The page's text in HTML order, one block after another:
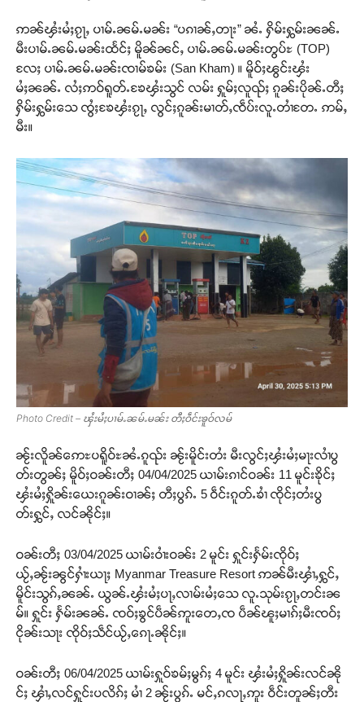
ဢၼ်ၾႆးမႆႈၵႂႃႇ ပၢမ်ႉၼမ်ႉမၼ်း “ပၵၢၼ်ႇတႃး” ၼႆႉ ႁိမ်းႁွမ်းၼၼ်ႉ
မီးပၢမ်ႉၼမ်ႉမၼ်းထႅင်ႈ မိူၼ်ၼင်ႇ ပၢမ်ႉၼမ်ႉမၼ်းတွပ်ႊ (TOP)
လႄႈ ပၢမ်ႉၼမ်ႉမၼ်းၸၢမ်ၶမ်း (San Kham) ။ မိူဝ်ႈၽွင်းၾႆး
မႆႈၼၼ်ႉ လႆႈဢဝ်ရူတ်ႉၶႄၾႆးသွင် လမ်း ႁူမ်ႈလူၺ်ႈ ၵူၼ်းပိုၼ်ႉတီႈ
ႁိမ်းႁွမ်းသေ ၸွႆႈၶႄၾႆးၵႂႃႇ လွင်ႈၵူၼ်းမၢတ်ႇၸဵပ်းလူႉတၢႆတႄႉ ဢမ်ႇ
မီး။
Photo Credit – ၾႆးမႆႈပၢမ်ႉၼမ်ႉမၼ်း တီႈဝဵင်းၶူဝ်လမ်
ၼႂ်းလိူၼ်ဢေႊပရိူဝ်ႊၼႆႉၵူၺ်း ၼႂ်းမိူင်းတႆး မီးလွင်ႈၾႆးမႆႈမႃးလၢႆပွ
တ်းတွၼ်ႈ မိူဝ်ႈဝၼ်းတီႈ 04/04/2025 ယၢမ်းၵၢင်ဝၼ်း 11 မူင်းၶိုင်ႈ
ၾႆးမႆႈႁိူၼ်းယေးၵူၼ်းဝၢၼ်ႈ တီႈပွၵ်ႉ 5 ဝဵင်းၵူတ်ႉၶၢႆ ၸိုင်ႈတႆးပွ
တ်းႁွင်ႇ လင်ၼိုင်ႈ။
ဝၼ်းတီႈ 03/04/2025 ယၢမ်းဝၢႆးဝၼ်း 2 မူင်း ႁူင်းႁႅမ်းၸိုဝ်ႈ
ယႂ်ႇၼႂ်းၼွင်ႁၢႆးယႃႈ Myanmar Treasure Resort ဢၼ်မီးၾၢႆႇႁွင်ႇ
မိူင်းသွၵ်ႇၼၼ်ႉ ယွၼ်ႉၾႆးမႆႈပႃႇလၢမ်းမႆႈသေ လူႉသုမ်းၵႂႃႇတင်းၼ
မ်။ ႁူင်း ႁႅမ်းၼၼ်ႉ ၸဝ်ႈၶွင်ပဵၼ်ဢူးတေႇၸ ပဵၼ်ၽူႈမၢၵ်ႈမီးၸဝ်ႈ
ငိုၼ်းသႃး ၸိုဝ်ႈသဵင်ယႂ်ႇၵေႃႉၼိုင်ႈ။
ဝၼ်းတီႈ 06/04/2025 ယၢမ်းႁူဝ်ၶမ်ႈမွၵ်ႈ 4 မူင်း ၾႆးမႆႈႁိူၼ်းလင်ၼို
င်ႈ ၾၢႆႇလင်ႁူင်းပလိၵ်ႈ မၢႆ 2 ၼႂ်းပွၵ်ႉ မင်ႇၵလႃႇဢူး ဝဵင်းတူၼ်ႈတီး